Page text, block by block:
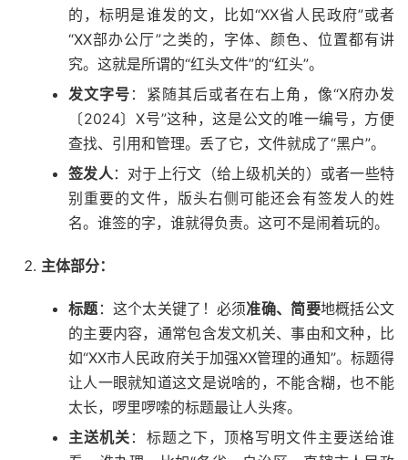
的，标明是谁发的文，比如“XX省人民政府”或者
“XX部办公厅”之类的，字体、颜色、位置都有讲
究。这就是所谓的“红头文件”的“红头”。
发文字号 ：紧随其后或者在右上角，像“X府办发
〔2024〕X号”这种，这是公文的唯一编号，方便
查找、引用和管理。丢了它，文件就成了“黑户”。
签发人：对于上行文（给上级机关的）或者一些特
别重要的文件，版头右侧可能还会有签发人的姓
名。谁签的字，谁就得负责。这可不是闹着玩的。
主体部分：
标题：这个太关键了！必须准确、简要地概括公文
的主要内容，通常包含发文机关、事由和文种，比
如“XX市人民政府关于加强XX管理的通知”。标题得
让人一眼就知道这文是说啥的，不能含糊，也不能
太长，啰里啰嗦的标题最让人头疼。
主送机关 ：标题之下，顶格写明文件主要送给谁